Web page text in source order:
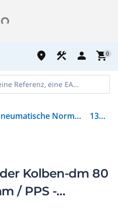
place construction person shopping_cart0
Pneumatische Normbasierter Zylinder 1383374
Kolben-dm 80
/ PPS -